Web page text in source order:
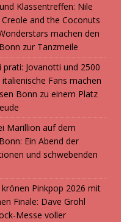
Klassentreffen: Nile
and the Coconuts
machen den
zur Tanzmeile
prati: Jovanotti und 2500
Fans machen
Bonn zu einem Platz
Marillion auf dem
Ein Abend der
und schwebenden
Pinkpop 2026 mit
Finale: Dave Grohl
Messe voller